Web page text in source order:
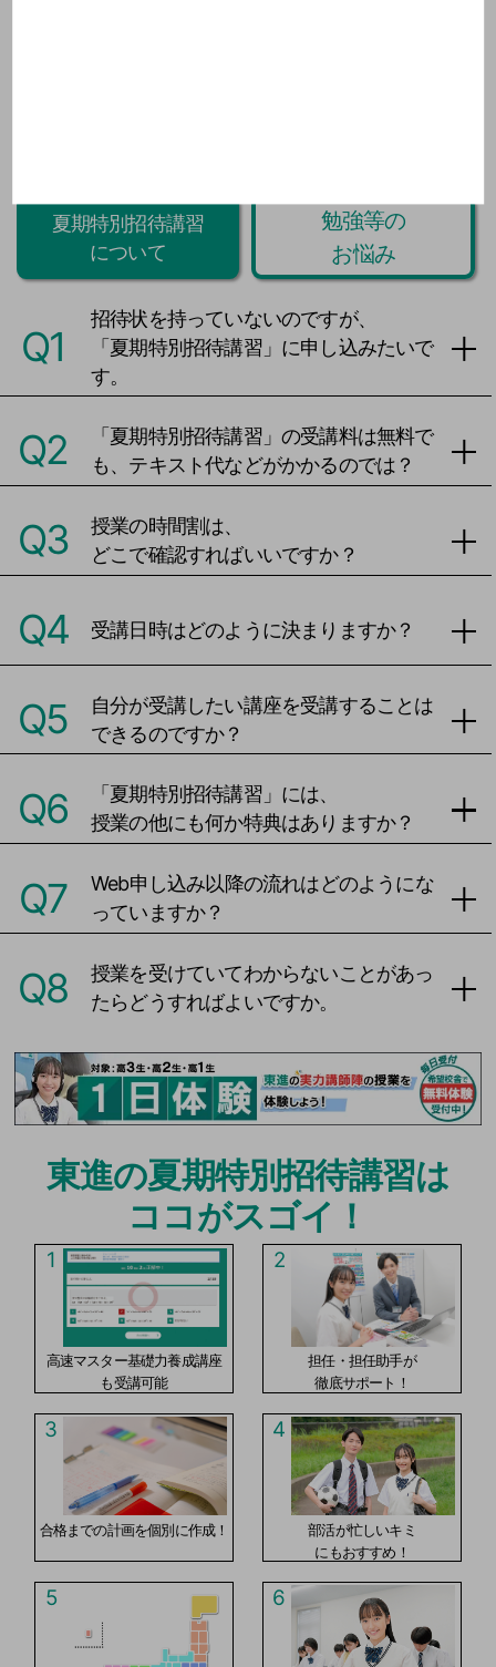
勉強等の
お悩み
夏期特別招待講習
について
Q1
招待状を持っていないのですが、
「夏期特別招待講習」に申し込みたいで
す。
Q2
「夏期特別招待講習」の受講料は無料で
も、テキスト代などがかかるのでは？
Q3
授業の時間割は、
どこで確認すればいいですか？
Q4 受講日時はどのように決まりますか？
Q5
自分が受講したい講座を受講することは
できるのですか？
Q6
「夏期特別招待講習」には、
授業の他にも何か特典はありますか？
Q7
Web申し込み以降の流れはどのようにな
っていますか？
Q8
授業を受けていてわからないことがあっ
たらどうすればよいですか。
東進の夏期特別招待講習は
ココがスゴイ！
1
高速マスター基礎力養成講座
も受講可能
2
担任・担任助手が
徹底サポート！
3
合格までの計画を個別に作成！
4
部活が忙しいキミ
にもおすすめ！
5 6